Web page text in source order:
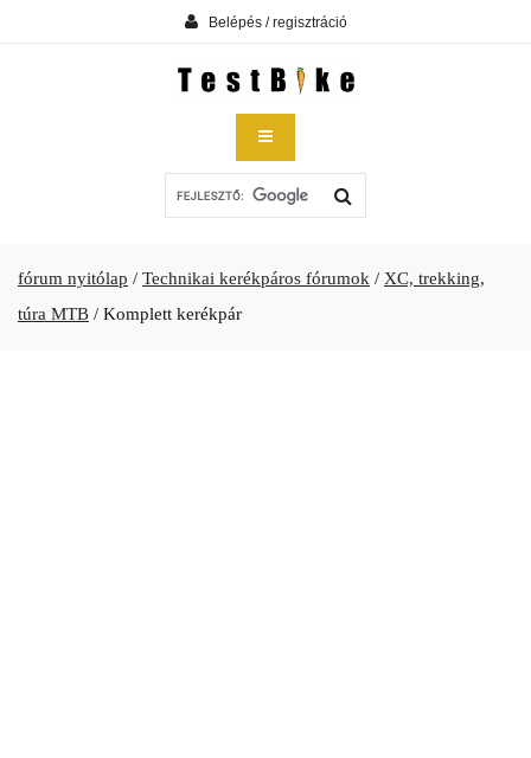
Belépés / regisztráció
fórum nyitólap / Technikai kerékpáros fórumok / XC, trekking,
túra MTB / Komplett kerékpár